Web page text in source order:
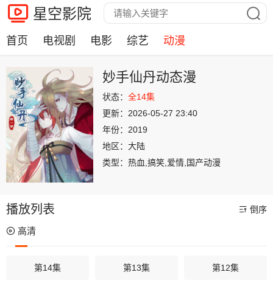
星空影院
首页 电视剧 电影 综艺 动漫
妙手仙丹动态漫
状态： 全14集
更新： 2026-05-27 23:40
年份： 2019
地区： 大陆
类型： 热血,搞笑,爱情,国产动漫
播放列表 倒序
高清
第14集 第13集 第12集